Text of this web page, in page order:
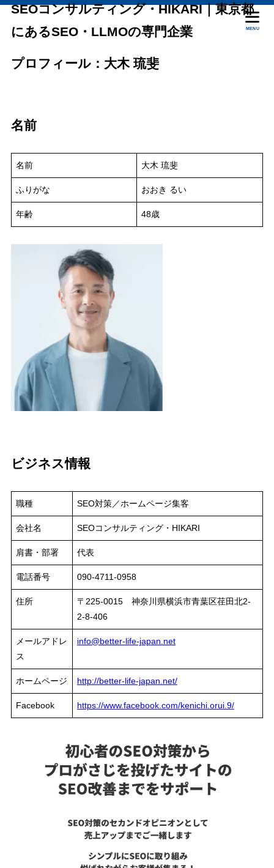
SEOコンサルティング・HIKARI｜東京都
にあるSEO・LLMOの専門企業
MENU
プロフィール：大木 琉斐
名前
名前 大木 琉斐
ふりがな おおき るい
年齢 48歳
ビジネス情報
職種 SEO対策／ホームページ集客
会社名 SEOコンサルティング・HIKARI
肩書・部署 代表
電話番号 090-4711-0958
住所
〒225-0015 神奈川県横浜市青葉区荏田北2-
2-8-406
メールアドレ
ス
info@better-life-japan.net
ホームページ http://better-life-japan.net/
Facebook https://www.facebook.com/kenichi.orui.9/